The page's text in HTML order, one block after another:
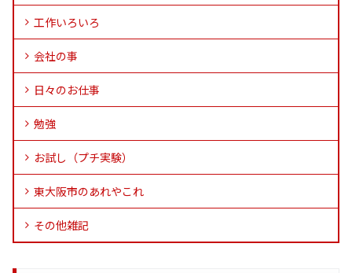
工作いろいろ
会社の事
日々のお仕事
勉強
お試し（プチ実験）
東大阪市のあれやこれ
その他雑記